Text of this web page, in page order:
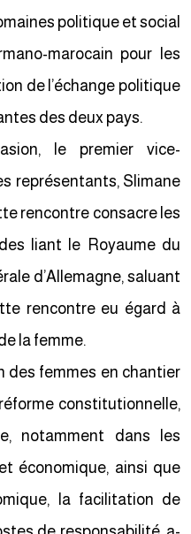
politique et social
marocain pour les
de l’échange politique
des deux pays.
le premier vice-
représentants, Slimane
rencontre consacre les
liant le Royaume du
d’Allemagne, saluant
rencontre eu égard à
la femme.
des femmes en chantier
constitutionnelle,
notamment dans les
économique, ainsi que
la facilitation de